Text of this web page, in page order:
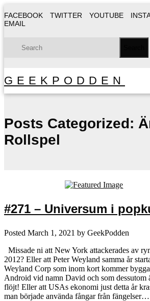
FACEBOOK TWITTER YOUTUBE
EMAIL
GEEKPODDEN
Posts Categorized:
Rollspel
#271 – Universum i
Posted March 1, 2021 by GeekPodden
Missade ni att New York attackerades av
2012? Eller att Peter Weyland samma år
Weyland Corp som inom kort kommer
Android vid namn David och som dessutom
flöjt! Eller att USAs ekonomi just detta år
man började använda fångar från fängelser…